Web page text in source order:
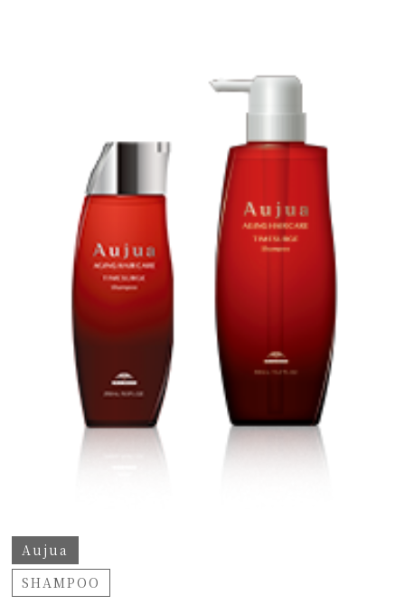
Aujua
SHAMPOO